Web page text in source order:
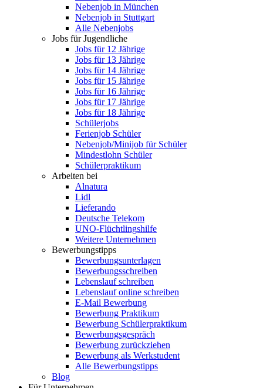
Nebenjob in München
Nebenjob in Stuttgart
Alle Nebenjobs
Jobs für Jugendliche
Jobs für 12 Jährige
Jobs für 13 Jährige
Jobs für 14 Jährige
Jobs für 15 Jährige
Jobs für 16 Jährige
Jobs für 17 Jährige
Jobs für 18 Jährige
Schülerjobs
Ferienjob Schüler
Nebenjob/Minijob für Schüler
Mindestlohn Schüler
Schülerpraktikum
Arbeiten bei
Alnatura
Lidl
Lieferando
Deutsche Telekom
UNO-Flüchtlingshilfe
Weitere Unternehmen
Bewerbungstipps
Bewerbungsunterlagen
Bewerbungsschreiben
Lebenslauf schreiben
Lebenslauf online schreiben
E-Mail Bewerbung
Bewerbung Praktikum
Bewerbung Schülerpraktikum
Bewerbungsgespräch
Bewerbung zurückziehen
Bewerbung als Werkstudent
Alle Bewerbungstipps
Blog